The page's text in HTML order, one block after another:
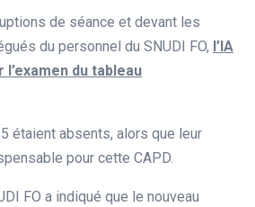
de séance et devant les
du personnel du SNUDI FO, l’IA
du tableau
étaient absents, alors que leur
pour cette CAPD.
FO a indiqué que le nouveau